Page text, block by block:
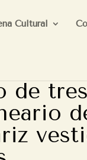
Cultural
de